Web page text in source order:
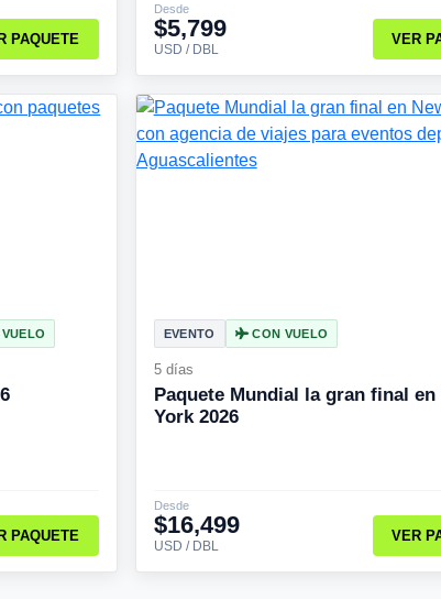
PAQUETE
Desde
$5,799
USD / DBL
VER
PAQUETE
EVENTO CON VUELO
5 días
Paquete Mundial la gran final en
York 2026
Desde
$16,499
USD / DBL
VER